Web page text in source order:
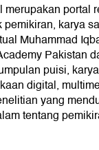
merupakan portal
karya
Muhammad
Pakistan
puisi,
digital,
yang
tentang